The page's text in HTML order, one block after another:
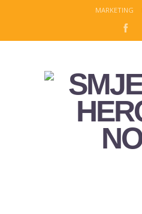
MARKETING